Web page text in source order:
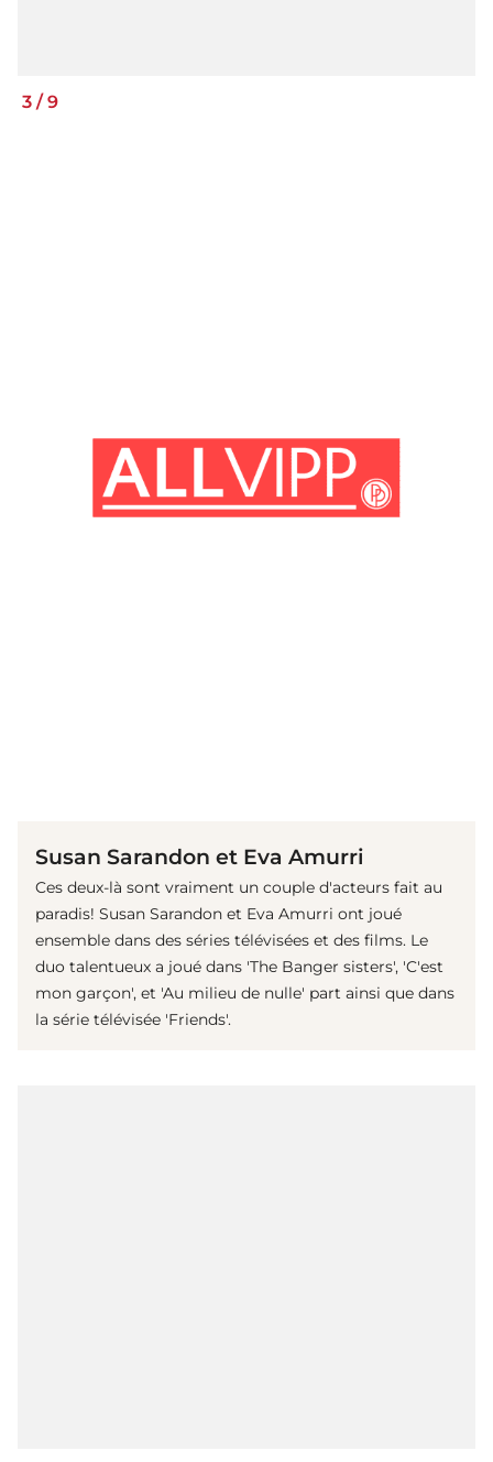
3 /9
Susan Sarandon et Eva Amurri
Ces deux-là sont vraiment un couple d'acteurs fait au
paradis! Susan Sarandon et Eva Amurri ont joué
ensemble dans des séries télévisées et des films. Le
duo talentueux a joué dans 'The Banger sisters', 'C'est
mon garçon', et 'Au milieu de nulle' part ainsi que dans
la série télévisée 'Friends'.